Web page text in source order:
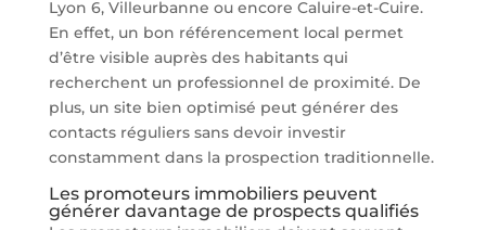
Lyon 6, Villeurbanne ou encore Caluire-et-Cuire.
En effet, un bon référencement local permet
d’être visible auprès des habitants qui
recherchent un professionnel de proximité. De
plus, un site bien optimisé peut générer des
contacts réguliers sans devoir investir
constamment dans la prospection traditionnelle.
Les promoteurs immobiliers peuvent
générer davantage de prospects qualifiés